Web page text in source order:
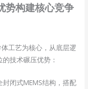
势构建核心竞争
工艺为核心，从底层逻
技术碾压优势：
闭式MEMS结构，搭配